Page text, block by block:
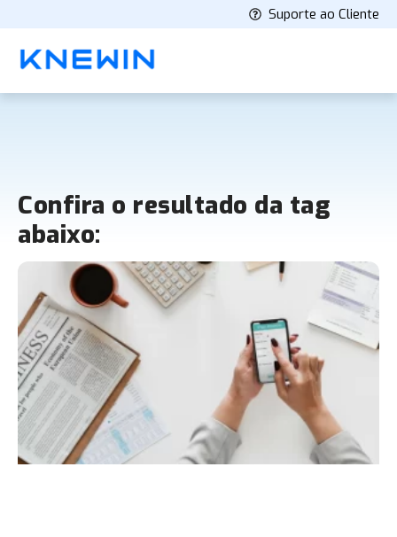
Suporte ao Cliente
Confira o resultado da tag
abaixo: